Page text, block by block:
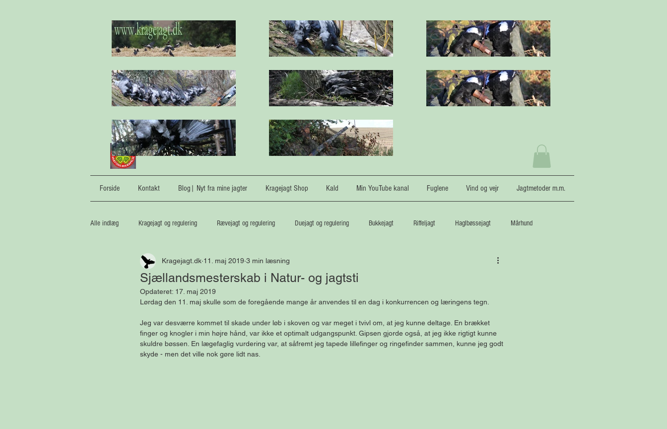
Forside Kontakt Blog| Nyt fra mine jagter Kragejagt Shop Kald Min YouTube kanal Fuglene Vind og vejr Jagtmetoder m.m.
Alle indlæg Kragejagt og regulering Rævejagt og regulering Duejagt og regulering Bukkejagt Riffeljagt Haglbøssejagt Mårhund
Medaljetrofæer Vildsvin
Sjællandsmesterskab i Natur- og jagtsti
Kragejagt.dk 11. maj 2019 3 min læsning
Opdateret: 17. maj 2019
Lørdag den 11. maj skulle som de foregående mange år anvendes til en dag i konkurrencen og læringens tegn.
Jeg var desværre kommet til skade under løb i skoven og var meget i tvivl om, at jeg kunne deltage. En brækket
finger og knogler i min højre hånd, var ikke et optimalt udgangspunkt. Gipsen gjorde også, at jeg ikke rigtigt kunne
skuldre bøssen. En lægefaglig vurdering var, at såfremt jeg tapede lillefinger og ringefinder sammen, kunne jeg godt
skyde - men det ville nok gøre lidt nas.